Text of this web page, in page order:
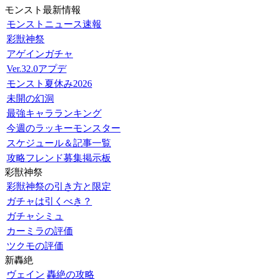
モンスト最新情報
モンストニュース速報
彩獣神祭
アゲインガチャ
Ver.32.0アプデ
モンスト夏休み2026
未開の幻洞
最強キャラランキング
今週のラッキーモンスター
スケジュール＆記事一覧
攻略フレンド募集掲示板
彩獣神祭
彩獣神祭の引き方と限定
ガチャは引くべき？
ガチャシミュ
カーミラの評価
ツクモの評価
新轟絶
ヴェイン 轟絶の攻略